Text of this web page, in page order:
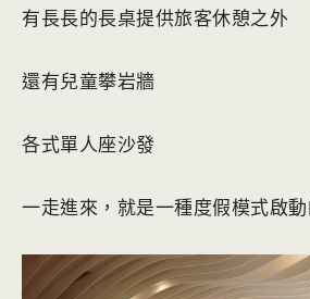
有長長的長桌提供旅客休憩之外
還有兒童攀岩牆
各式單人座沙發
一走進來，就是一種度假模式啟